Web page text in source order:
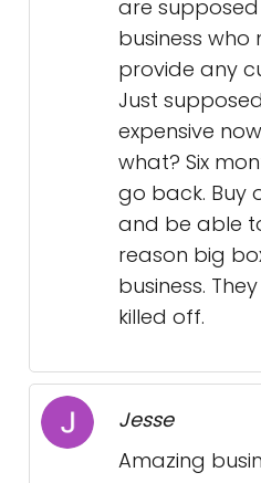
are
business
provide any
Just
expensive
what? Six
go back. Buy
and be able
reason big
business.
killed off.
Jesse
Amazing